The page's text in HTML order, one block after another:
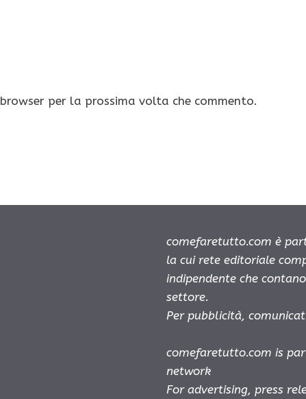
per la prossima volta che commento.
comefaretutto.com è
la cui rete editoriale
indipendente che
settore.
Per pubblicità,
comefaretutto.com is
network
For advertising, press